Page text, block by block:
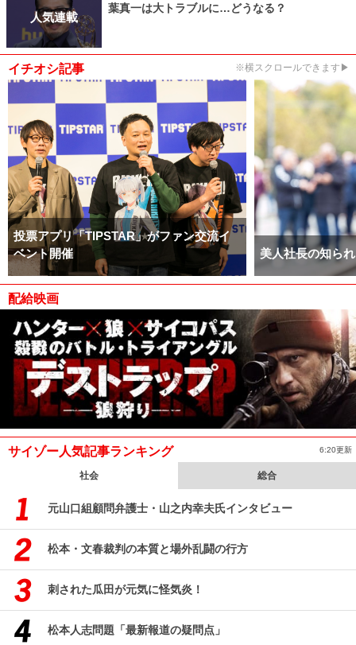
人気連載
葉真一は大トラブルに…どうなる？
イチオシ記事 ※横スクロールできます▶
投票アプリ「TIPSTAR」がファン交流イ
ベント開催
美人社長の知ら
配給映画
サイゾー人気記事ランキング 6:20更新
社会 総合
元山口組顧問弁護士・山之内幸夫氏インタビュー
松本・文春裁判の本質と場外乱闘の行方
刺された瓜田が元気に怪気炎！
松本人志問題「最新報道の疑問点」